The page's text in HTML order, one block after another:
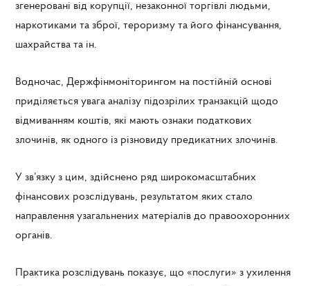
згенеровані від корупції, незаконної торгівлі людьми,
наркотиками та зброї, тероризму та його фінансування,
шахрайства та ін.
Водночас, Держфінмоніторингом на постійній основі
приділяється увага аналізу підозрілих транзакцій щодо
відмиванням коштів, які мають ознаки податкових
злочинів, як одного із різновиду предикатних злочинів.
У зв’язку з цим, здійснено ряд широкомасштабних
фінансових розслідувань, результатом яких стало
направлення узагальнених матеріалів до правоохоронних
органів.
Практика розслідувань показує, що «послуги» з ухилення